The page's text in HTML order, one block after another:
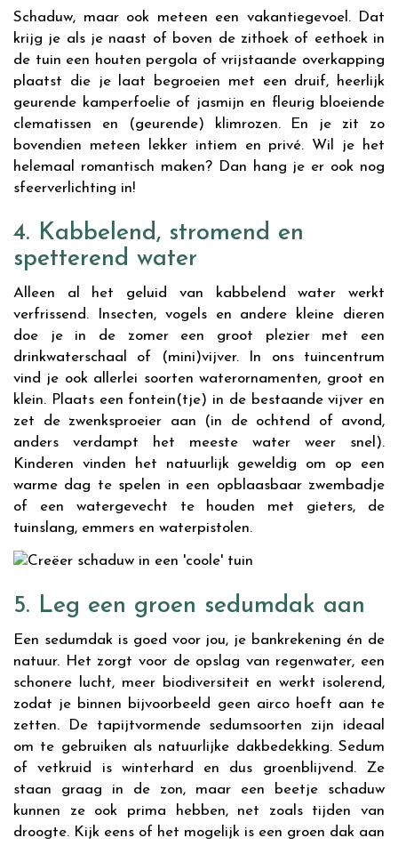
Schaduw, maar ook meteen een vakantiegevoel. Dat
krijg je als je naast of boven de zithoek of eethoek in
de tuin een houten pergola of vrijstaande overkapping
plaatst die je laat begroeien met een druif, heerlijk
geurende kamperfoelie of jasmijn en fleurig bloeiende
clematissen en (geurende) klimrozen. En je zit zo
bovendien meteen lekker intiem en privé. Wil je het
helemaal romantisch maken? Dan hang je er ook nog
sfeerverlichting in!
4. Kabbelend, stromend en
spetterend water
Alleen al het geluid van kabbelend water werkt
verfrissend. Insecten, vogels en andere kleine dieren
doe je in de zomer een groot plezier met een
drinkwaterschaal of (mini)vijver. In ons tuincentrum
vind je ook allerlei soorten waterornamenten, groot en
klein. Plaats een fontein(tje) in de bestaande vijver en
zet de zwenksproeier aan (in de ochtend of avond,
anders verdampt het meeste water weer snel).
Kinderen vinden het natuurlijk geweldig om op een
warme dag te spelen in een opblaasbaar zwembadje
of een watergevecht te houden met gieters, de
tuinslang, emmers en waterpistolen.
5. Leg een groen sedumdak aan
Een sedumdak is goed voor jou, je bankrekening én de
natuur. Het zorgt voor de opslag van regenwater, een
schonere lucht, meer biodiversiteit en werkt isolerend,
zodat je binnen bijvoorbeeld geen airco hoeft aan te
zetten. De tapijtvormende sedumsoorten zijn ideaal
om te gebruiken als natuurlijke dakbedekking. Sedum
of vetkruid is winterhard en dus groenblijvend. Ze
staan graag in de zon, maar een beetje schaduw
kunnen ze ook prima hebben, net zoals tijden van
droogte. Kijk eens of het mogelijk is een groen dak aan